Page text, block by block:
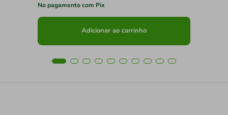
No pagamento com Pix
Adicionar ao carrinho